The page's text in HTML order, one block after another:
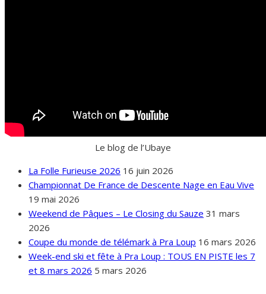
Le blog de l’Ubaye
La Folle Furieuse 2026 16 juin 2026
Championnat De France de Descente Nage en Eau Vive
19 mai 2026
Weekend de Pâques – Le Closing du Sauze 31 mars
2026
Coupe du monde de télémark à Pra Loup 16 mars 2026
Week-end ski et fête à Pra Loup : TOUS EN PISTE les 7
et 8 mars 2026 5 mars 2026